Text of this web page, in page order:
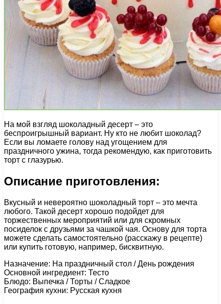
На мой взгляд шоколадный десерт – это
беспроигрышный вариант. Ну кто не любит шоколад?
Если вы ломаете голову над угощением для
праздничного ужина, тогда рекомендую, как приготовить
торт с глазурью.
Описание приготовления:
Вкусный и невероятно шоколадный торт – это мечта
любого. Такой десерт хорошо подойдет для
торжественных мероприятий или для скромных
посиделок с друзьями за чашкой чая. Основу для торта
можете сделать самостоятельно (расскажу в рецепте)
или купить готовую, например, бисквитную.
Назначение: На праздничный стол / День рождения
Основной ингредиент: Тесто
Блюдо: Выпечка / Торты / Сладкое
География кухни: Русская кухня